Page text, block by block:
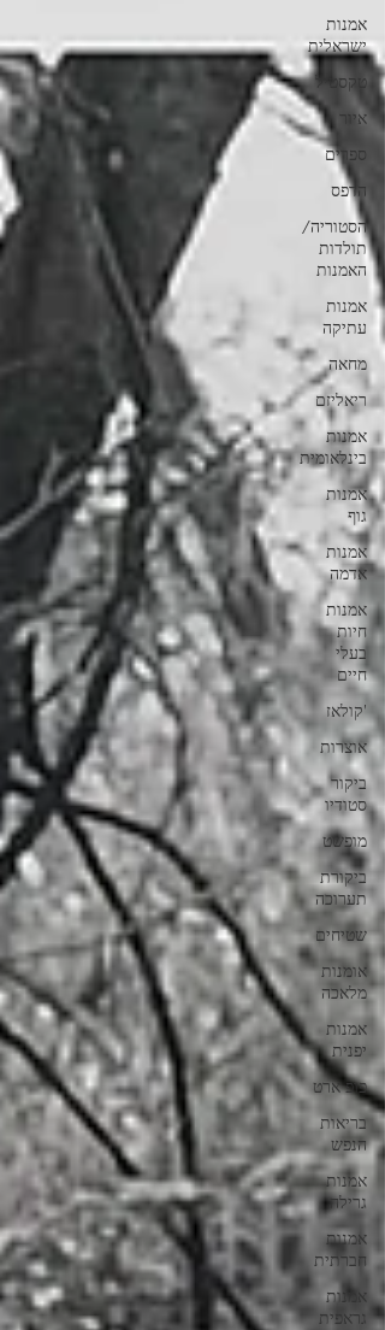
אמנות
ישראלית
טקסטיל
איור
ספרים
הדפס
הסטוריה/
תולדות
האמנות
אמנות
עתיקה
מחאה
ריאליזם
אמנות
בינלאומית
אמנות
גוף
אמנות
אדמה
אמנות
חיות
בעלי
חיים
'קולאז
אוצרות
ביקור
סטודיו
מופשט
ביקורת
תערוכה
שטיחים
אומנות
מלאכה
אמנות
יפנית
פופ ארט
בריאות
הנפש
אמנות
גרילה
אמנות
חברתית
אמנות
גראפית